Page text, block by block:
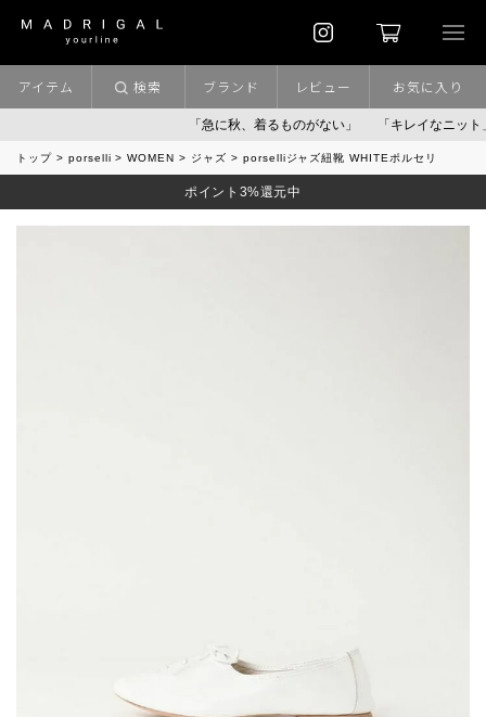
「急に秋、着るものがない」 「キレイなニット」 ポ
アイテム 検索 ブランド レビュー お気に入り
トップ porselli WOMEN ジャズ porselliジャズ紐靴 WHITEポルセリ
ポイント3%還元中